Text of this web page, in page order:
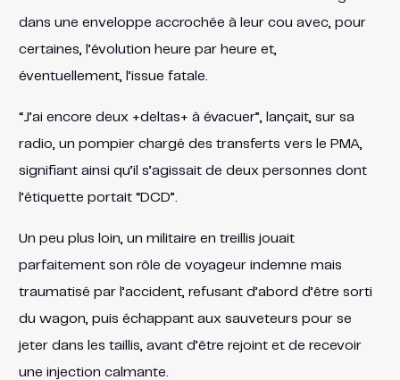
dans une enveloppe accrochée à leur cou avec, pour
certaines, l’évolution heure par heure et,
éventuellement, l’issue fatale.
“J’ai encore deux +deltas+ à évacuer”, lançait, sur sa
radio, un pompier chargé des transferts vers le PMA,
signifiant ainsi qu’il s’agissait de deux personnes dont
l’étiquette portait “DCD”.
Un peu plus loin, un militaire en treillis jouait
parfaitement son rôle de voyageur indemne mais
traumatisé par l’accident, refusant d’abord d’être sorti
du wagon, puis échappant aux sauveteurs pour se
jeter dans les taillis, avant d’être rejoint et de recevoir
une injection calmante.